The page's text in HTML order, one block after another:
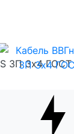
ЗП 3x4 ГОСТ